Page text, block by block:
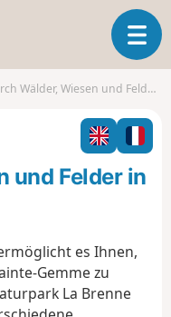
T
o
g
l
n
a
a
Wälder, Wiesen und Felder in Sainte-Gemme
und Felder in
es Ihnen,
Gemme zu
La Brenne